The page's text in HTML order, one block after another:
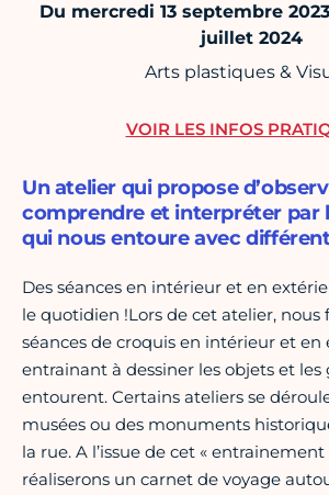
Du mercredi 13 septembre
juillet 2024
Arts plastiques &
Un atelier qui propose
comprendre et interpréter par
qui nous entoure avec
Des séances en intérieur et en
le quotidien !Lors de cet atelier, nous
séances de croquis en intérieur et en
entrainant à dessiner les objets et les
entourent. Certains ateliers se
musées ou des monuments
la rue. A l’issue de cet « entrainement
réaliserons un carnet de voyage
VOIR LES INFOS